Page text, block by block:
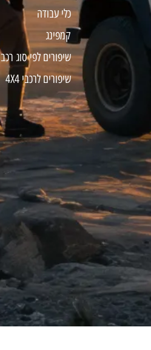
כלי עבודה
קמפינג
שיפורים לפי סוג רכב
שיפורים לרכבי 4X4